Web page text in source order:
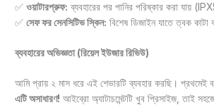
✅ওয়াটারপ্রুফ: ব্যবহারের পর পানির পরিষ্কার করা যায়
✅সেফ ফর সেনসিটিভ স্কিন: বিশেষ ডিজাইন যাতে ত্বক কাটা
ব্যবহারের অভিজ্ঞতা (রিয়েল ইউজার রিভিউ)
আমি প্রায় ২ মাস ধরে এই শেভারটি ব্যবহার করছি। প্রথমেই
এটি অসাধারণ! আইব্রো অ্যাটাচমেন্টটি খুব প্রিসাইজ, তাই